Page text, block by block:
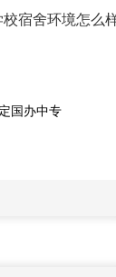
宿舍环境怎么
国办中专